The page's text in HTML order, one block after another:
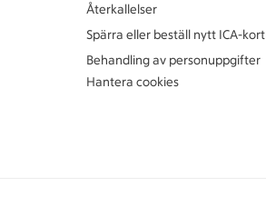
Återkallelser
Spärra eller beställ nytt ICA-kort
Behandling av personuppgifter
Hantera cookies